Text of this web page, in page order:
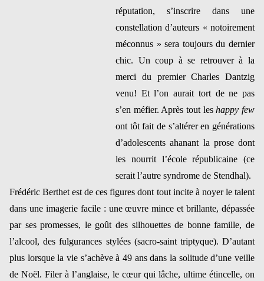
réputation, s’inscrire dans une
constellation d’auteurs « notoirement
méconnus » sera toujours du dernier
chic. Un coup à se retrouver à la
merci du premier Charles Dantzig
venu! Et l’on aurait tort de ne pas
s’en méfier. Après tout leshappy few
ont tôt fait de s’altérer en générations
d’adolescents ahanant la prose dont
les nourrit l’école républicaine (ce
serait l’autre syndrome de Stendhal).
Frédéric Berthet est de ces figures dont tout incite à noyer le talent
dans une imagerie facile : une œuvre mince et brillante, dépassée
par ses promesses, le goût des silhouettes de bonne famille, de
l’alcool, des fulgurances stylées (sacro-saint triptyque). D’autant
plus lorsque la vie s’achève à 49 ans dans la solitude d’une veille
de Noël. Filer à l’anglaise, le cœur qui lâche, ultime étincelle, on